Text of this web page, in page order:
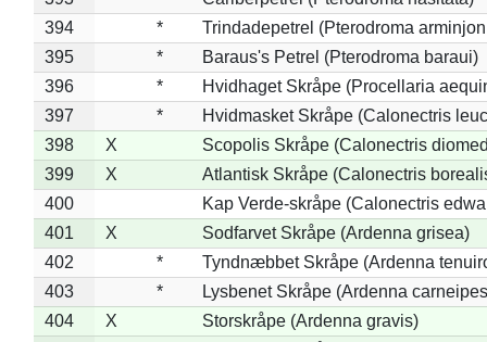
394
*
Trindadepetrel (Pterodroma
395
*
Baraus's Petrel (Pterodroma baraui)
396
*
Hvidhaget Skråpe (Procellaria
397
*
Hvidmasket Skråpe (Calonectris
398
X
Scopolis Skråpe (Calonectris
399
X
Atlantisk Skråpe (Calonectris
400
Kap Verde-skråpe (Calonectris
401
X
Sodfarvet Skråpe (Ardenna grisea)
402
*
Tyndnæbbet Skråpe (Ardenna
403
*
Lysbenet Skråpe (Ardenna
404
X
Storskråpe (Ardenna gravis)